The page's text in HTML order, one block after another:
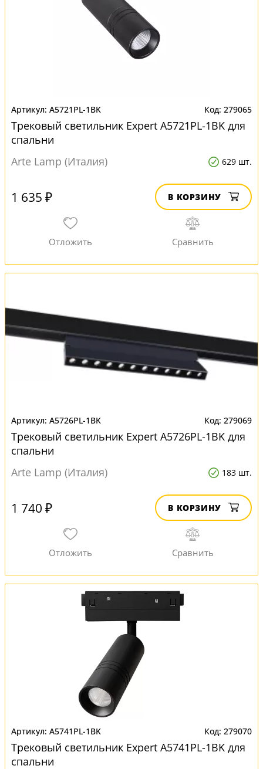
A5721PL-1BK 279065
Трековый светильник Expert A5721PL-1BK для
спальни
Arte Lamp (Италия)
629 шт.
1 635 ₽ В КОРЗИНУ
A5726PL-1BK 279069
Трековый светильник Expert A5726PL-1BK для
спальни
Arte Lamp (Италия)
183 шт.
1 740 ₽ В КОРЗИНУ
A5741PL-1BK 279070
Трековый светильник Expert A5741PL-1BK для
спальни